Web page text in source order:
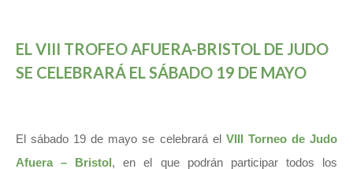
EL VIII TROFEO AFUERA-BRISTOL DE JUDO
SE CELEBRARÁ EL SÁBADO 19 DE MAYO
El sábado 19 de mayo se celebrará el VIII Torneo de Judo
Afuera – Bristol, en el que podrán participar todos los